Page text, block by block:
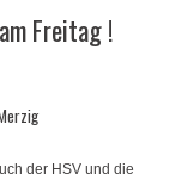
Freitag !
der HSV und die